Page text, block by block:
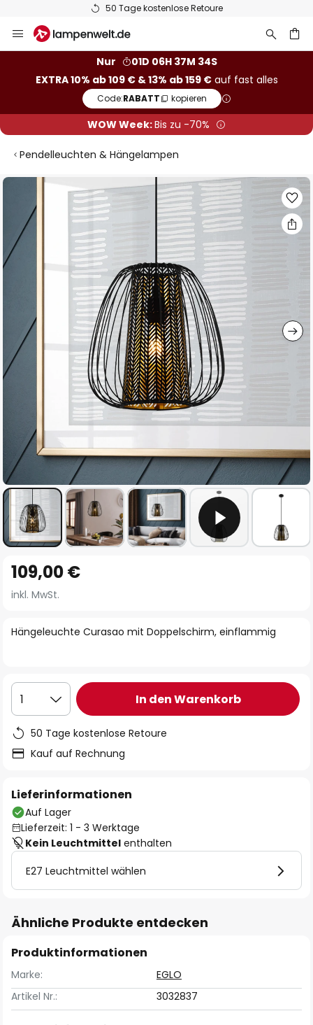
50 Tage kostenlose Retoure
Inhalt
Nur
01D 06H 37M 34S
EXTRA 10% ab 109 € & 13% ab 159 €auf fast alles
Code:RABATT kopieren
WOW Week:Bis zu -70%
Pendelleuchten & Hängelampen
Zum
Bildgalerie
springen
Anfang
der
springen
Hängeleuchte Curasao mit Doppelschirm, einflammig
109,00 €
inkl. MwSt.
1 In den Warenkorb
50 Tage kostenlose Retoure
Kauf auf Rechnung
Lieferinformationen
Auf Lager
Lieferzeit: 1 - 3 Werktage
Kein Leuchtmittel enthalten
E27 Leuchtmittel wählen
Ähnliche Produkte entdecken
Produktinformationen
Marke:
EGLO
Artikel Nr.:
3032837